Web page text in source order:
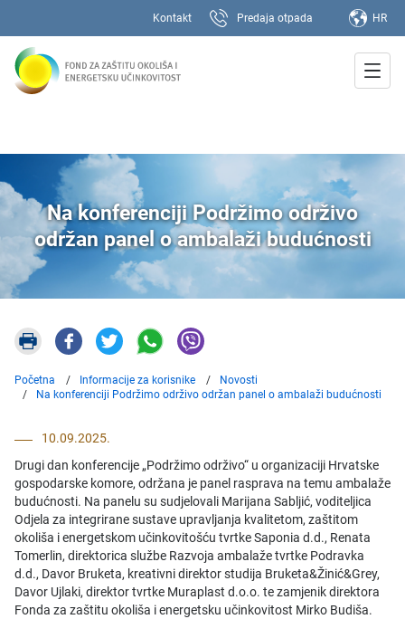
Kontakt Predaja otpada HR
Na konferenciji Podržimo održivo
održan panel o ambalaži budućnosti
Početna Informacije za korisnike
Novosti
Na konferenciji Podržimo održivo održan panel o ambalaži budućnosti
10.09.2025.
Drugi dan konferencije „Podržimo održivo“ u organizaciji Hrvatske
gospodarske komore, održana je panel rasprava na temu ambalaže
budućnosti. Na panelu su sudjelovali Marijana Sabljić, voditeljica
Odjela za integrirane sustave upravljanja kvalitetom, zaštitom
okoliša i energetskom učinkovitošću tvrtke Saponia d.d., Renata
Tomerlin, direktorica službe Razvoja ambalaže tvrtke Podravka
d.d., Davor Bruketa, kreativni direktor studija Bruketa&Žinić&Grey,
Davor Ujlaki, direktor tvrtke Muraplast d.o.o. te zamjenik direktora
Fonda za zaštitu okoliša i energetsku učinkovitost Mirko Budiša.